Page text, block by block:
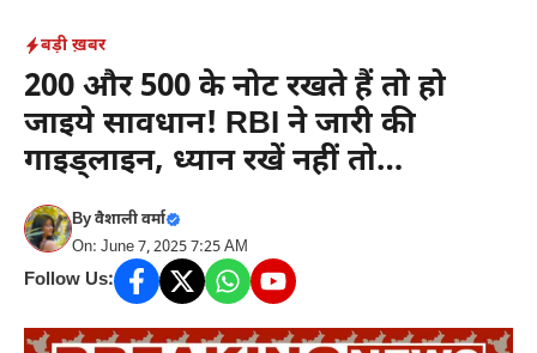
content
बड़ी ख़बर
200 और 500 के नोट रखते हैं तो हो
जाइये सावधान! RBI ने जारी की
गाइड्लाइन, ध्यान रखें नहीं तो…
Byवैशाली वर्मा
On: June 7, 2025 7:25 AM
Follow Us: